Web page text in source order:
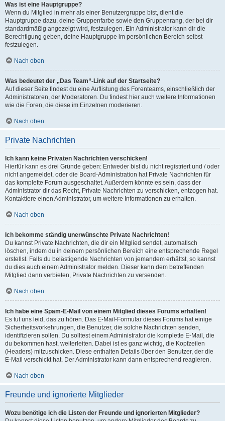
Was ist eine Hauptgruppe?
Wenn du Mitglied in mehr als einer Benutzergruppe bist, dient die
Hauptgruppe dazu, deine Gruppenfarbe sowie den Gruppenrang, der bei dir
standardmäßig angezeigt wird, festzulegen. Ein Administrator kann dir die
Berechtigung geben, deine Hauptgruppe im persönlichen Bereich selbst
festzulegen.
Nach oben
Was bedeutet der „Das Team“-Link auf der Startseite?
Auf dieser Seite findest du eine Auflistung des Forenteams, einschließlich der
Administratoren, der Moderatoren. Du findest hier auch weitere Informationen
wie die Foren, die diese im Einzelnen moderieren.
Nach oben
Private Nachrichten
Ich kann keine Privaten Nachrichten verschicken!
Hierfür kann es drei Gründe geben: Entweder bist du nicht registriert und / oder
nicht angemeldet, oder die Board-Administration hat Private Nachrichten für
das komplette Forum ausgeschaltet. Außerdem könnte es sein, dass der
Administrator dir das Recht, Private Nachrichten zu verschicken, entzogen hat.
Kontaktiere einen Administrator, um weitere Informationen zu erhalten.
Nach oben
Ich bekomme ständig unerwünschte Private Nachrichten!
Du kannst Private Nachrichten, die dir ein Mitglied sendet, automatisch
löschen, indem du in deinem persönlichen Bereich eine entsprechende Regel
erstellst. Falls du belästigende Nachrichten von jemandem erhältst, so kannst
du dies auch einem Administrator melden. Dieser kann dem betreffenden
Mitglied dann verbieten, Private Nachrichten zu versenden.
Nach oben
Ich habe eine Spam-E-Mail von einem Mitglied dieses Forums erhalten!
Es tut uns leid, das zu hören. Das E-Mail-Formular dieses Forums hat einige
Sicherheitsvorkehrungen, die Benutzer, die solche Nachrichten senden,
identifizieren sollen. Du solltest einem Administrator die komplette E-Mail, die
du bekommen hast, weiterleiten. Dabei ist es ganz wichtig, die Kopfzeilen
(Headers) mitzuschicken. Diese enthalten Details über den Benutzer, der die
E-Mail verschickt hat. Der Administrator kann dann entsprechend reagieren.
Nach oben
Freunde und ignorierte Mitglieder
Wozu benötige ich die Listen der Freunde und ignorierten Mitglieder?